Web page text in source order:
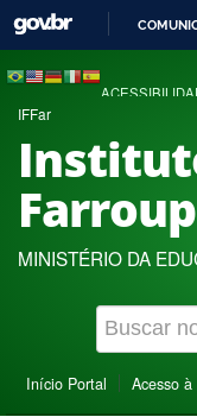
IFFar
MINISTÉRIO DA
Início Portal Acesso